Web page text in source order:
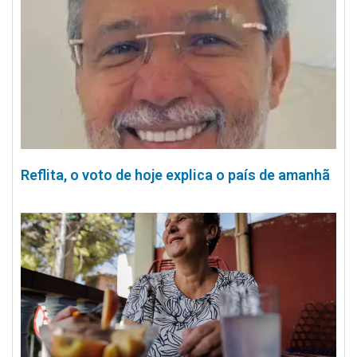
Reflita, o voto de hoje explica o país de amanhã